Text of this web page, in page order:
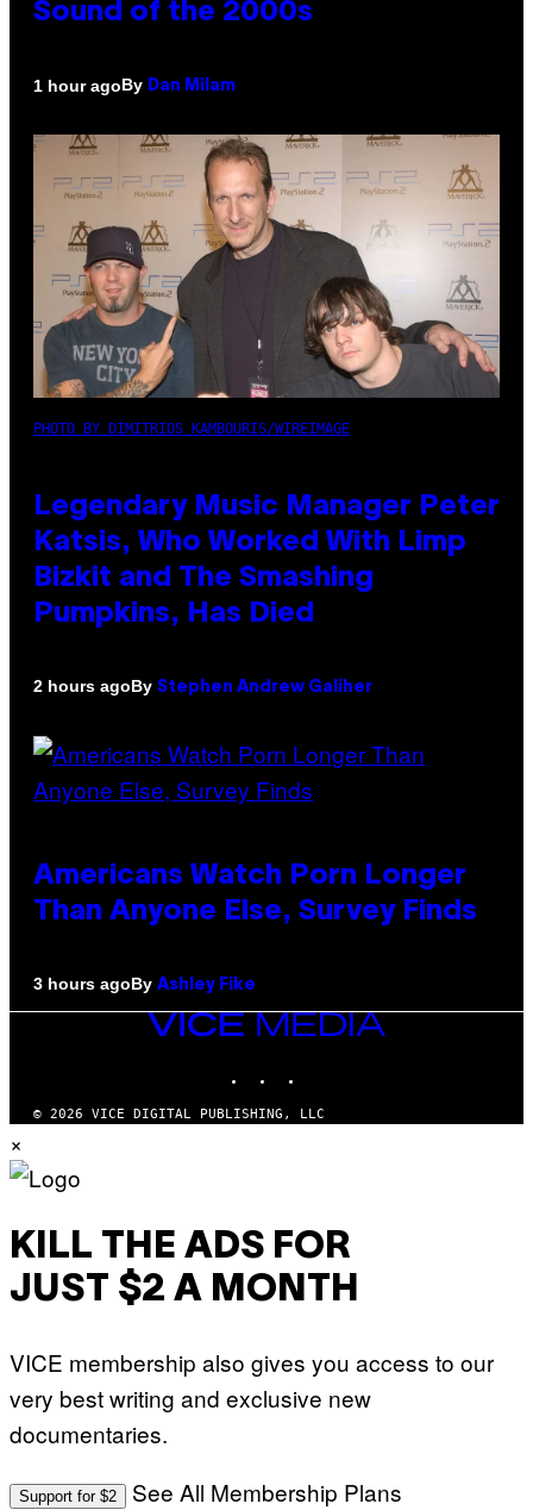
Sound of the 2000s
1 hour agoBy Dan Milam
PHOTO BY DIMITRIOS KAMBOURIS/WIREIMAGE
Legendary Music Manager Peter
Katsis, Who Worked With Limp
Bizkit and The Smashing
Pumpkins, Has Died
2 hours agoBy Stephen Andrew Galiher
Americans Watch Porn Longer
Than Anyone Else, Survey Finds
3 hours agoBy Ashley Fike
VICE
MEDIA
© 2026 VICE DIGITAL PUBLISHING, LLC
×
KILL THE ADS FOR
JUST $2 A MONTH
VICE membership also gives you access to our
very best writing and exclusive new
documentaries.
Support for $2 See All Membership Plans